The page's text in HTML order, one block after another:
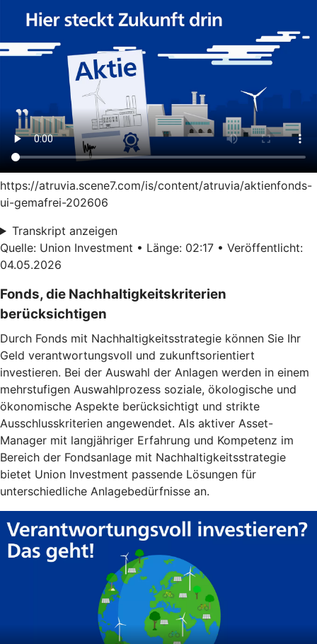
https://atruvia.scene7.com/is/content/atruvia/aktienfonds-
ui-gemafrei-202606
Transkript anzeigen
Quelle: Union Investment • Länge: 02:17 • Veröffentlicht:
04.05.2026
Fonds, die Nachhaltigkeitskriterien
berücksichtigen
Durch Fonds mit Nachhaltigkeitsstrategie können Sie Ihr
Geld verantwortungsvoll und zukunftsorientiert
investieren. Bei der Auswahl der Anlagen werden in einem
mehrstufigen Auswahlprozess soziale, ökologische und
ökonomische Aspekte berücksichtigt und strikte
Ausschlusskriterien angewendet. Als aktiver Asset-
Manager mit langjähriger Erfahrung und Kompetenz im
Bereich der Fondsanlage mit Nachhaltigkeitsstrategie
bietet Union Investment passende Lösungen für
unterschiedliche Anlagebedürfnisse an.